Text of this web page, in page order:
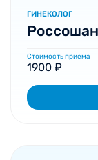
ГИНЕКОЛОГ
Стоимость приема
1900 ₽